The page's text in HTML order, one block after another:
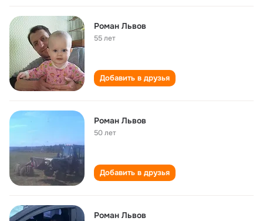
Роман Львов
55 лет
Добавить в друзья
Роман Львов
50 лет
Добавить в друзья
Роман Львов